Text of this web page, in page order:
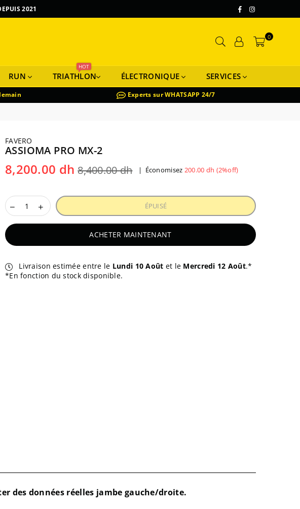
2021 FacebookInstagram
0
RUN TRIATHLON
HOT
ÉLECTRONIQUE SERVICES
Experts sur WHATSAPP 24/7
FAVERO
ASSIOMA PRO MX-2
Prix
régulier
8,200.00 dh 8,400.00 dh | Économisez 200.00 dh (2%off)
ÉPUISÉ
ACHETER MAINTENANT
Livraison estimée entre le Lundi 10 Août et le Mercredi 12 Août.*
*En fonction du stock disponible.
des données réelles jambe gauche/droite.